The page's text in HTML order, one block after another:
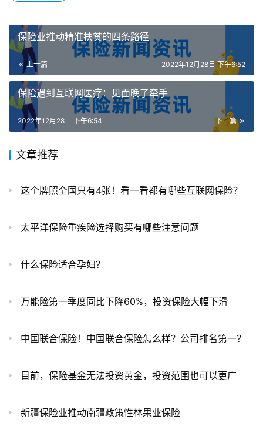
保险业推动精准扶贫的四条路径
上一篇 2022年12月28日 下午6:52
保险遇到互联网医疗：见面晚了牵手
下一篇
2022年12月28日 下午6:54
文章推荐
这个牌照全国只有4张！看一看都有哪些互联网保险？
太平洋保险重疾险选择购买有哪些注意问题
什么保险适合孕妇？
万能险第一季度同比下降60%，投资保险大幅下滑
中国联合保险！中国联合保险怎么样？公司排名第一？
目前，保险基金无法投资黄金，投资范围也可以更广
新疆保险业推动南疆政策性林果业保险